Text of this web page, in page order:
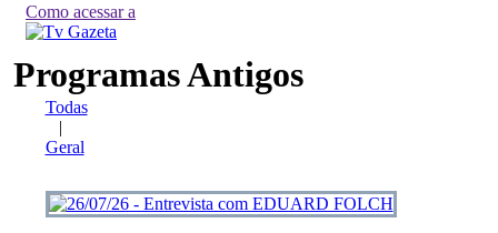
Como acessar a
Programas Antigos
Todas
|
Geral